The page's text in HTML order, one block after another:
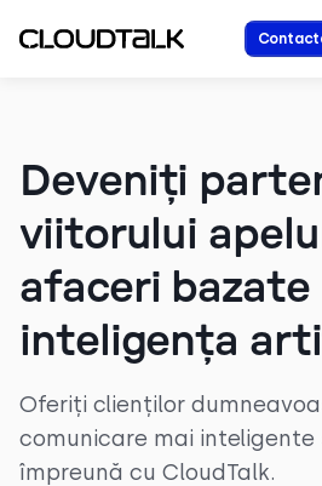
Deveniți
viitorului
afaceri bazate
inteligența
Oferiți clienților
comunicare mai inteligente
împreună cu CloudTalk.